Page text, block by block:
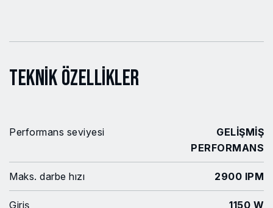
Teknik Özellikler
Performans seviyesi
GELİŞMİŞ
PERFORMANS
Maks. darbe hızı 2900 IPM
Giriş 1150 W